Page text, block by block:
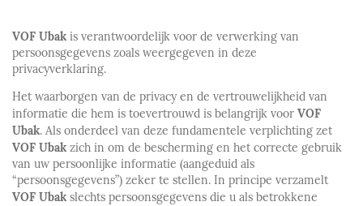
VOF Ubak is verantwoordelijk voor de verwerking van
persoonsgegevens zoals weergegeven in deze
privacyverklaring.
Het waarborgen van de privacy en de vertrouwelijkheid van
informatie die hem is toevertrouwd is belangrijk voor VOF
Ubak. Als onderdeel van deze fundamentele verplichting zet
VOF Ubak zich in om de bescherming en het correcte gebruik
van uw persoonlijke informatie (aangeduid als
“persoonsgegevens”) zeker te stellen. In principe verzamelt
VOF Ubak slechts persoonsgegevens die u als betrokkene